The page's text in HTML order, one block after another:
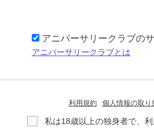
アニバーサリークラブの
アニバーサリークラブとは
利用規約 個人情報の取り
私は18歳以上の独身者で、利